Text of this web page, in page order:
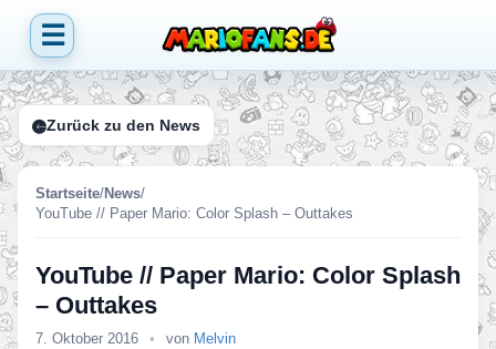
☰
Zurück zu den News
Startseite/News/
YouTube // Paper Mario: Color Splash – Outtakes
YouTube // Paper Mario: Color Splash
– Outtakes
7. Oktober 2016 • von Melvin